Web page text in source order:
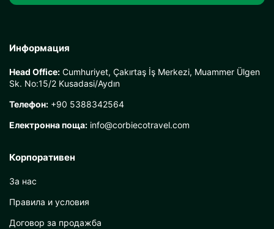
Информация
Head Office: Cumhuriyet, Çakırtaş İş Merkezi, Muammer Ülgen
Sk. No:15/2 Kusadasi/Aydın
Телефон: +90 5388342564
Електронна поща: info@corbiecotravel.com
Корпоративен
За нас
Правила и условия
Договор за продажба